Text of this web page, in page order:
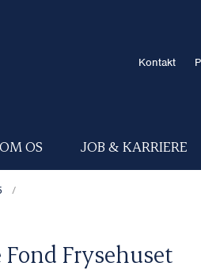
Kontakt
OM OS JOB & KARRIERE
Frysehuset